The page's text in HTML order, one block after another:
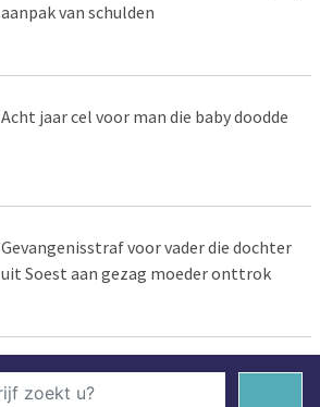
aanpak van schulden
Acht jaar cel voor man die baby doodde
Gevangenisstraf voor vader die dochter
uit Soest aan gezag moeder onttrok